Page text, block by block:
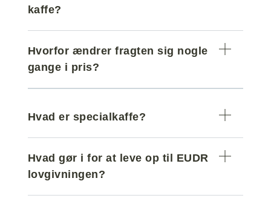
kaffe?
Hvorfor ændrer fragten sig nogle
gange i pris?
Hvad er specialkaffe?
Hvad gør i for at leve op til EUDR
lovgivningen?